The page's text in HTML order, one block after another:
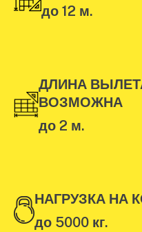
до 12 м.
ДЛИНА
ВОЗМОЖНА
до 2 м.
НАГРУЗКА НА
до 5000 кг.